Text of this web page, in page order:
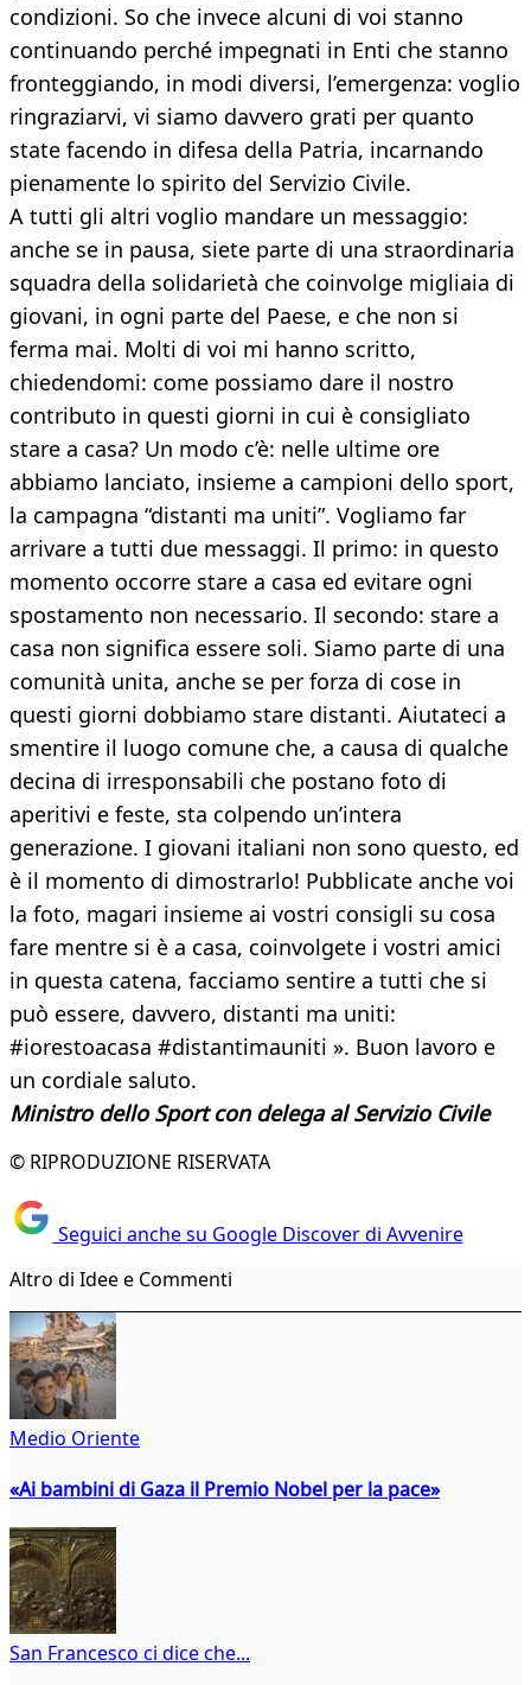
condizioni. So che invece alcuni di voi stanno
continuando perché impegnati in Enti che stanno
fronteggiando, in modi diversi, l’emergenza: voglio
ringraziarvi, vi siamo davvero grati per quanto
state facendo in difesa della Patria, incarnando
pienamente lo spirito del Servizio Civile.
A tutti gli altri voglio mandare un messaggio:
anche se in pausa, siete parte di una straordinaria
squadra della solidarietà che coinvolge migliaia di
giovani, in ogni parte del Paese, e che non si
ferma mai. Molti di voi mi hanno scritto,
chiedendomi: come possiamo dare il nostro
contributo in questi giorni in cui è consigliato
stare a casa? Un modo c’è: nelle ultime ore
abbiamo lanciato, insieme a campioni dello sport,
la campagna “distanti ma uniti”. Vogliamo far
arrivare a tutti due messaggi. Il primo: in questo
momento occorre stare a casa ed evitare ogni
spostamento non necessario. Il secondo: stare a
casa non significa essere soli. Siamo parte di una
comunità unita, anche se per forza di cose in
questi giorni dobbiamo stare distanti. Aiutateci a
smentire il luogo comune che, a causa di qualche
decina di irresponsabili che postano foto di
aperitivi e feste, sta colpendo un’intera
generazione. I giovani italiani non sono questo, ed
è il momento di dimostrarlo! Pubblicate anche voi
la foto, magari insieme ai vostri consigli su cosa
fare mentre si è a casa, coinvolgete i vostri amici
in questa catena, facciamo sentire a tutti che si
può essere, davvero, distanti ma uniti:
#iorestoacasa #distantimauniti ». Buon lavoro e
un cordiale saluto.
Ministro dello Sport con delega al Servizio Civile
© RIPRODUZIONE RISERVATA
Seguici anche su Google Discover di Avvenire
Altro di Idee e Commenti
Medio Oriente
«Ai bambini di Gaza il Premio Nobel per la pace»
San Francesco ci dice che...